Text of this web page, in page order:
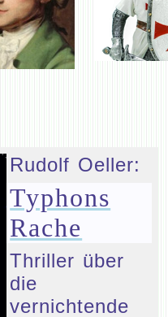
Rudolf Oeller:
Typhons
Rache
Thriller über
die
vernichtende